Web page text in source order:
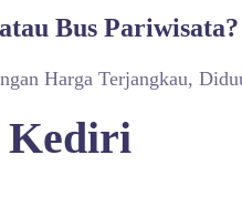
Bus Pariwisata?
Harga Terjangkau,
Kediri